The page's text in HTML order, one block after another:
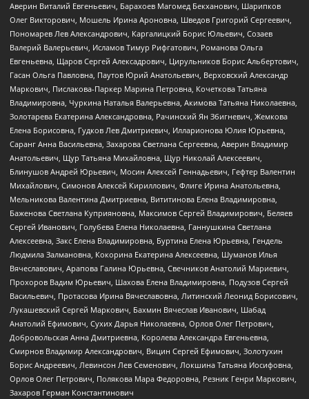
Аверин Виталий Евгеньевич, Барахоев Магомед Бекханович, Шарипков
Олег Викторович, Мошель Ирина Ароновна, Шведов Григорий Сергеевич,
Пономарев Лев Александрович, Каргалицкий Борис Юльевич, Созаев
Валерий Валерьевич, Исламов Тимур Рифгатович, Романова Ольга
Евгеньевна, Щаров Сергей Алексадрович, Цирульников Борис Альбертович,
Гасан Ольга Павловна, Паутов Юрий Анатольевич, Верховский Александр
Маркович, Пислакова-Паркер Марина Петровна, Кочеткова Татьяна
Владимировна, Чуркина Наталья Валерьевна, Акимова Татьяна Николаевна,
Золотарева Екатерина Александровна, Рачинский Ян Збигневич, Жемкова
Елена Борисовна, Гудков Лев Дмитриевич, Илларионова Юлия Юрьевна,
Саранг Анна Васильевна, Захарова Светлана Сергеевна, Аверин Владимир
Анатольевич, Щур Татьяна Михайловна, Щур Николай Алексеевич,
Блинушов Андрей Юрьевич, Мосин Алексей Геннадьевич, Гефтер Валентин
Михайлович, Симонов Алексей Кириллович, Флиге Ирина Анатольевна,
Мельникова Валентина Дмитриевна, Вититинова Елена Владимировна,
Баженова Светлана Куприяновна, Максимов Сергей Владимирович, Беляев
Сергей Иванович, Голубева Елена Николаевна, Ганнушкина Светлана
Алексеевна, Закс Елена Владимировна, Буртина Елена Юрьевна, Гендель
Людмила Залмановна, Кокорина Екатерина Алексеевна, Шуманов Илья
Вячеславович, Арапова Галина Юрьевна, Свечников Анатолий Мариевич,
Прохоров Вадим Юрьевич, Шахова Елена Владимировна, Подузов Сергей
Васильевич, Протасова Ирина Вячеславовна, Литинский Леонид Борисович,
Лукашевский Сергей Маркович, Бахмин Вячеслав Иванович, Шабад
Анатолий Ефимович, Сухих Дарья Николаевна, Орлов Олег Петрович,
Добровольская Анна Дмитриевна, Королева Александра Евгеньевна,
Смирнов Владимир Александрович, Вицин Сергей Ефимович, Золотухин
Борис Андреевич, Левинсон Лев Семенович, Локшина Татьяна Иосифовна,
Орлов Олег Петрович, Полякова Мара Федоровна, Резник Генри Маркович,
Захаров Герман Константинович